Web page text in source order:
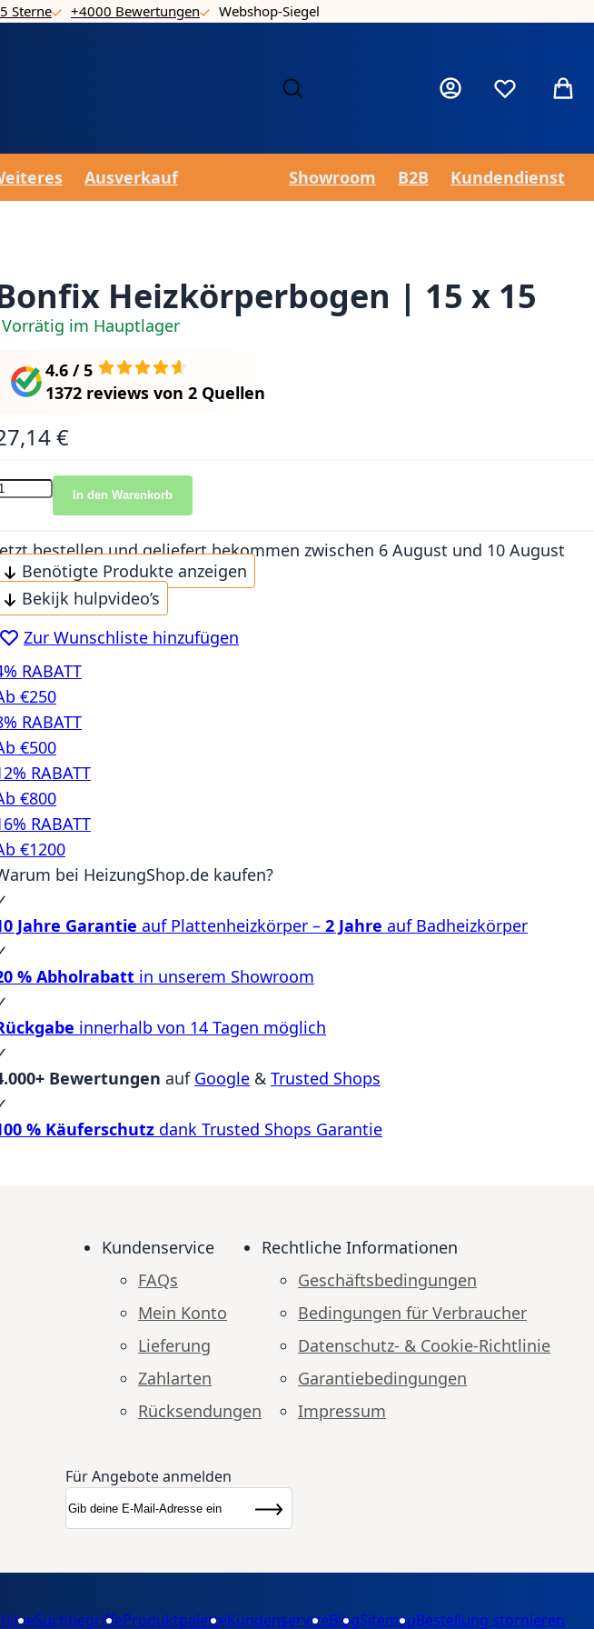
Sterne +4000 Bewertungen Webshop-Siegel
Mein KontoWunschzettel
Mein
Ausverkauf Showroom B2B Kundendienst
Heizkörperbogen | 15 x 15
Vorrätig im Hauptlager
4.6 / 5
1372 reviews von 2 Quellen
€
In den Warenkorb
bestellen und geliefert bekommen zwischen 6 August und 10 August
Benötigte Produkte anzeigen
Bekijk hulpvideo’s
Zur Wunschliste hinzufügen
RABATT
€250
RABATT
€500
RABATT
€800
RABATT
€1200
bei HeizungShop.de kaufen?
Jahre Garantie auf Plattenheizkörper – 2 Jahre auf Badheizkörper
% Abholrabatt in unserem Showroom
innerhalb von 14 Tagen möglich
Bewertungen auf Google & Trusted Shops
% Käuferschutz dank Trusted Shops Garantie
Kundenservice
FAQs
Mein Konto
Lieferung
Zahlarten
Rücksendungen
Rechtliche Informationen
Geschäftsbedingungen
Bedingungen für Verbraucher
Datenschutz- & Cookie-Richtlinie
Garantiebedingungen
Impressum
Für Angebote anmelden
Newsletter
Abonnieren
SuchbegriffeProduktpaletteKundenserviceBlogSitemapBestellung stornieren